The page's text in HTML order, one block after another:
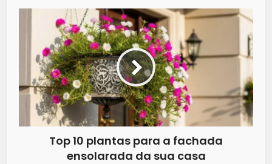
Top 10 plantas para a fachada
ensolarada da sua casa